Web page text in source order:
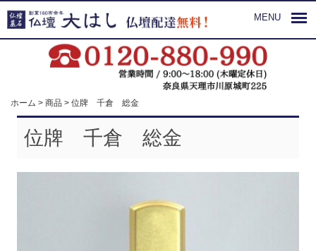
MENU
ホーム > 商品 > 位牌 千倉 総金
位牌 千倉 総金